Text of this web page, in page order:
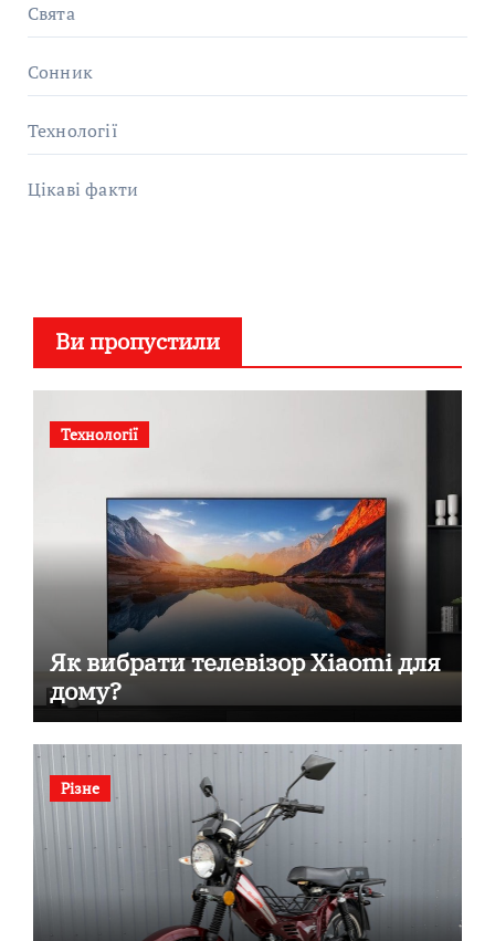
Свята
Сонник
Технології
Цікаві факти
Ви пропустили
Технології
Як вибрати телевізор Xiaomi для
дому?
Різне